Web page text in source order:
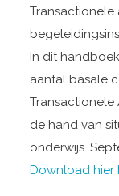
Transactionele
In dit
aantal basale
Transactionele
de hand van
onderwijs.
Download hier